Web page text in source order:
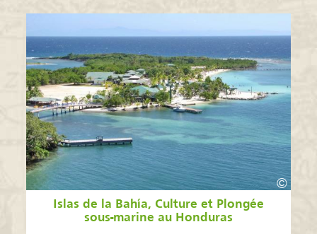
©
Islas de la Bahía, Culture et Plongée
sous-marine au Honduras